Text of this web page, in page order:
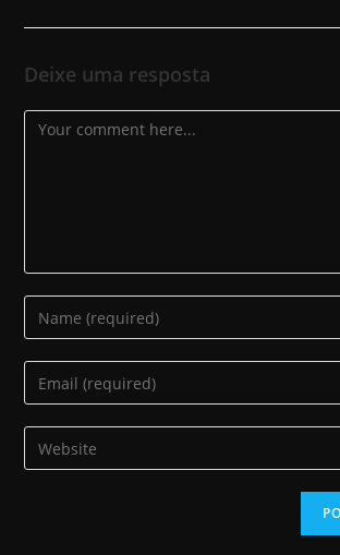
Deixe uma resposta